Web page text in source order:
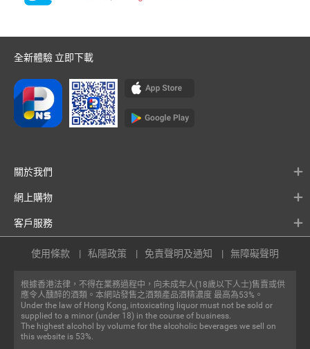
全新體驗 立即下載
關於我們
網上購物
客戶服務
根據香港法律，不得在業務過程中，向未成年人(18歲以下人士)售賣或供
應令人醺醉的酒類。本網站發售之酒類產品酒精濃度 最高為53%。
Under the law of Hong Kong, intoxicating liquor must not be sold or
supplied to a minor (under 18) in the course of business.
The highest alcohol by volume for the alcoholic beverages we sell on
this website is 53%.
使用條款 私隱政策 免責聲明及通知 無障礙聲明